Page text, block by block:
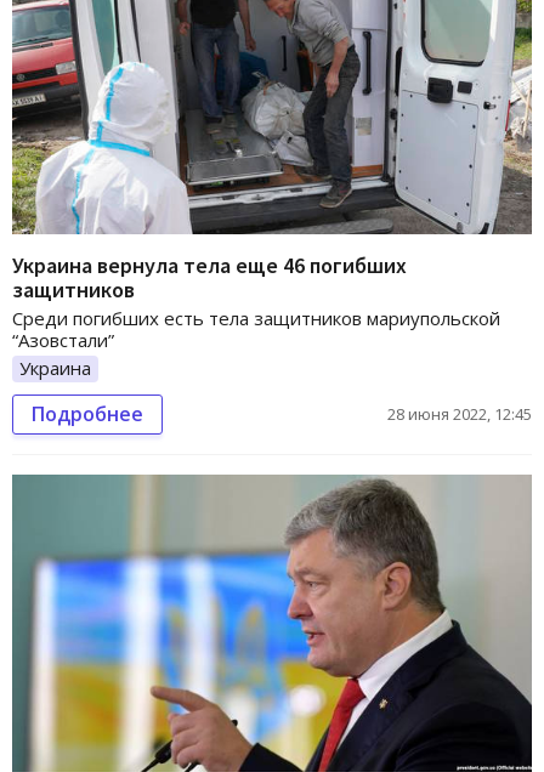
Украина вернула тела еще 46 погибших
защитников
Среди погибших есть тела защитников мариупольской
“Азовстали”
Украина
Подробнее 28 июня 2022, 12:45